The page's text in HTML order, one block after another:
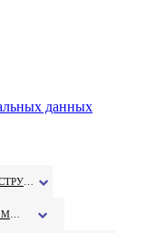
данных